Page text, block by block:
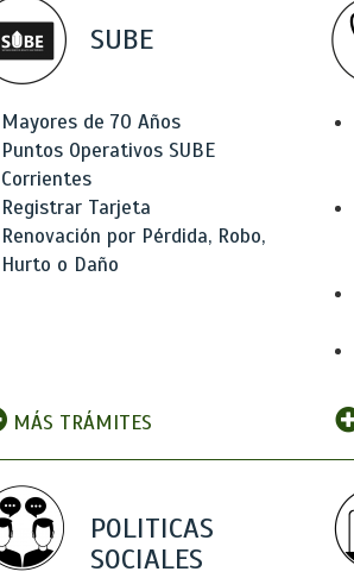
SUBE
Mayores de 70 Años
Puntos Operativos SUBE
Corrientes
Registrar Tarjeta
Renovación por Pérdida, Robo,
Hurto o Daño
MÁS TRÁMITES
POLITICAS
SOCIALES